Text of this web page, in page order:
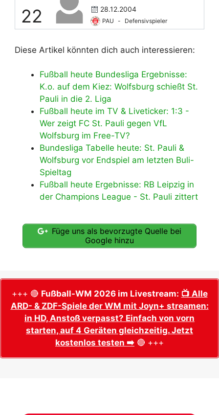
22 28.12.2004
PAU - Defensivspieler
Diese Artikel könnten dich auch interessieren:
Fußball heute Bundesliga Ergebnisse:
K.o. auf dem Kiez: Wolfsburg schießt St.
Pauli in die 2. Liga
Fußball heute im TV & Liveticker: 1:3 -
Wer zeigt FC St. Pauli gegen VfL
Wolfsburg im Free-TV?
Bundesliga Tabelle heute: St. Pauli &
Wolfsburg vor Endspiel am letzten Buli-
Spieltag
Fußball heute Ergebnisse: RB Leipzig in
der Champions League - St. Pauli zittert
Füge uns als bevorzugte Quelle bei
Google hinzu
+++ 🔴 Fußball-WM 2026 im Livestream: 📺 Alle
ARD- & ZDF-Spiele der WM mit Joyn+ streamen:
in HD, Anstoß verpasst? Einfach von vorn
starten, auf 4 Geräten gleichzeitig. Jetzt
kostenlos testen ➡️ 🔴 +++